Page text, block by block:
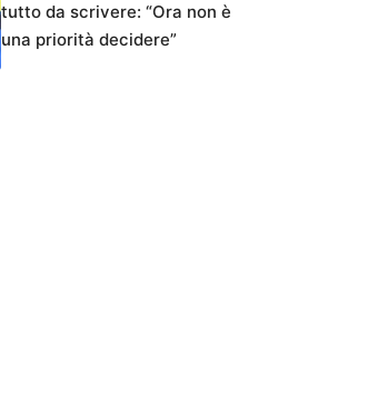
tutto da scrivere: “Ora non è
una priorità decidere”